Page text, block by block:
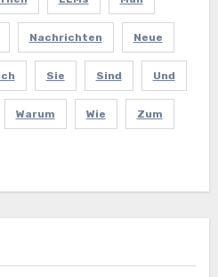
Nachrichten Neue
Sie Sind Und
Warum Wie Zum